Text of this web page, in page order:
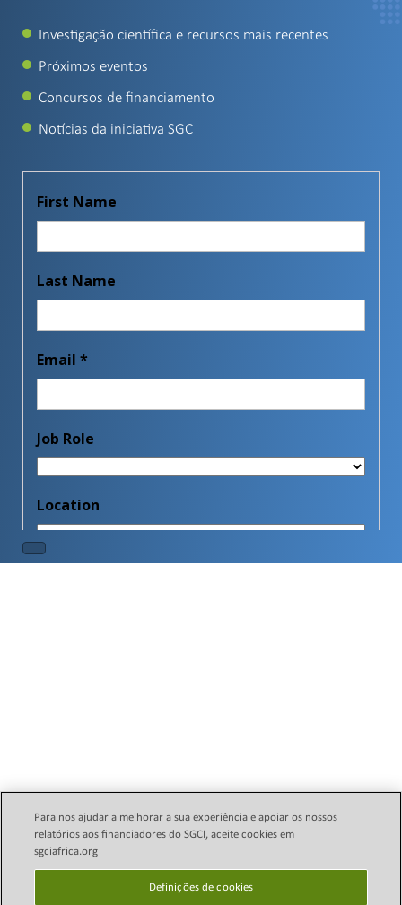
Investigação científica e recursos mais recentes
Próximos eventos
Concursos de financiamento
Notícias da iniciativa SGC
Science Granting Councils
Initiative (SGCI)
política de Privacidade
Para nos ajudar a melhorar a sua experiência e apoiar os nossos
relatórios aos financiadores do SGCI, aceite cookies em
sgciafrica.org
Definições de cookies